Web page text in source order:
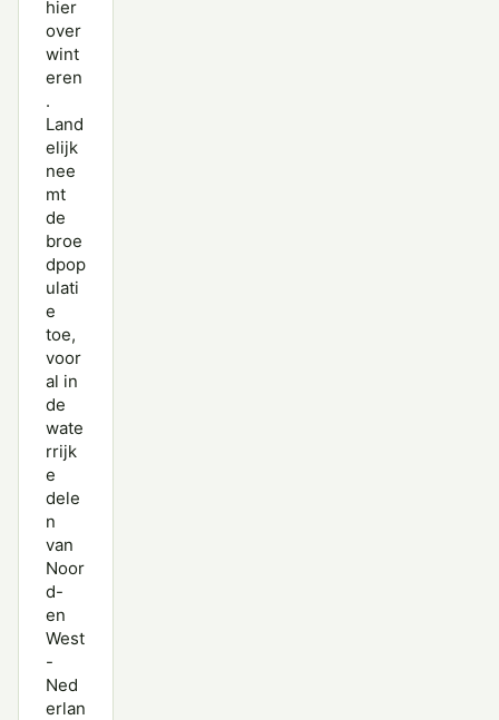
hier
over
wint
eren
.
Land
elijk
nee
mt
de
broe
dpop
ulati
e
toe,
voor
al in
de
wate
rrijk
e
dele
n
van
Noor
d-
en
West
-
Ned
erlan